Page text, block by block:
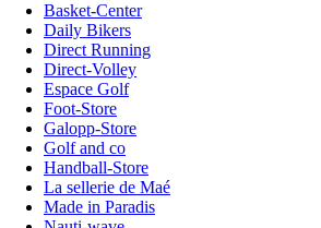
Basket-Center
Daily Bikers
Direct Running
Direct-Volley
Espace Golf
Foot-Store
Galopp-Store
Golf and co
Handball-Store
La sellerie de Maé
Made in Paradis